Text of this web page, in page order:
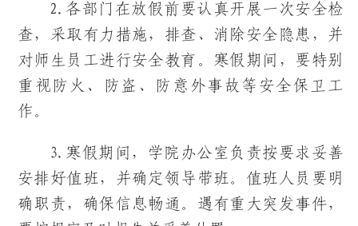
2.各部门在放假前要认真开展一次安全检
查，采取有力措施，排查、消除安全隐患，并
对师生员工进行安全教育。寒假期间，要特别
重视防火、防盗、防意外事故等安全保卫工
作。
3.寒假期间，学院办公室负责按要求妥善
安排好值班，并确定领导带班。值班人员要明
确职责，确保信息畅通。遇有重大突发事件，